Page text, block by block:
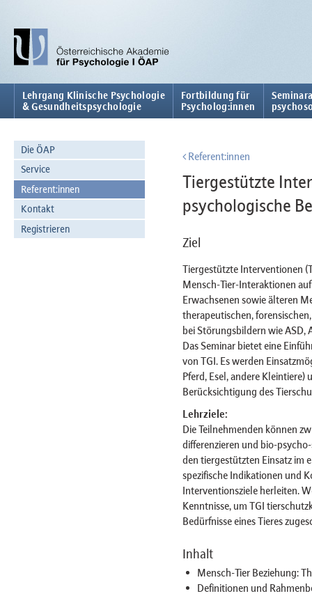
Lehrgang Klinische Psychologie
& Gesundheitspsychologie
Fortbildung für
Psycholog:innen
Die ÖAP
Service
Referent:innen
Kontakt
Registrieren
Referent:innen
Tiergestützte
psychologische
Ziel
Tiergestützte Interventionen
Mensch-Tier-Interaktionen
Erwachsenen sowie älteren
therapeutischen,
bei Störungsbildern wie ASD,
Das Seminar bietet eine
von TGI. Es werden
Pferd, Esel, andere
Berücksichtigung des
Lehrziele:
Die Teilnehmenden können
differenzieren und bio-
den tiergestützten Einsatz im
spezifische Indikationen und
Interventionsziele herleiten.
Kenntnisse, um TGI
Bedürfnisse eines Tieres
Inhalt
Mensch-Tier Beziehung:
Definitionen und